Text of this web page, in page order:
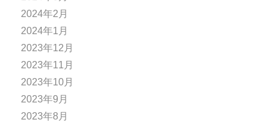
2024年2月
2024年1月
2023年12月
2023年11月
2023年10月
2023年9月
2023年8月